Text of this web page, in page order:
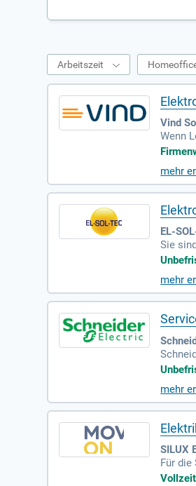
Arbeitszeit
Vind
Wenn
zern,
en
sind
mehr
EL-
Sie
m
nen
mehr
est
tet in
mit
ner.
mehr
SILUX
Für
r einen
Vollzeit